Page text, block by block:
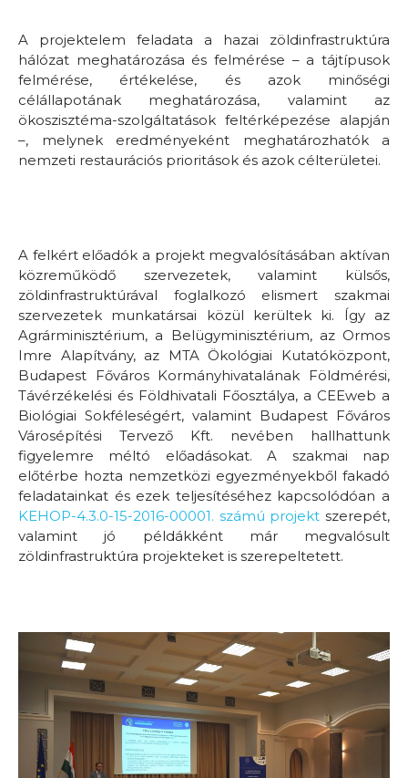
A projektelem feladata a hazai zöldinfrastruktúra
hálózat meghatározása és felmérése – a tájtípusok
felmérése, értékelése, és azok minőségi
célállapotának meghatározása, valamint az
ökoszisztéma-szolgáltatások feltérképezése alapján
–, melynek eredményeként meghatározhatók a
nemzeti restaurációs prioritások és azok célterületei.
A felkért előadók a projekt megvalósításában aktívan
közreműködő szervezetek, valamint külsős,
zöldinfrastruktúrával foglalkozó elismert szakmai
szervezetek munkatársai közül kerültek ki. Így az
Agrárminisztérium, a Belügyminisztérium, az Ormos
Imre Alapítvány, az MTA Ökológiai Kutatóközpont,
Budapest Főváros Kormányhivatalának Földmérési,
Távérzékelési és Földhivatali Főosztálya, a CEEweb a
Biológiai Sokféleségért, valamint Budapest Főváros
Városépítési Tervező Kft. nevében hallhattunk
figyelemre méltó előadásokat. A szakmai nap
előtérbe hozta nemzetközi egyezményekből fakadó
feladatainkat és ezek teljesítéséhez kapcsolódóan a
KEHOP-4.3.0-15-2016-00001. számú projekt szerepét,
valamint jó példákként már megvalósult
zöldinfrastruktúra projekteket is szerepeltetett.